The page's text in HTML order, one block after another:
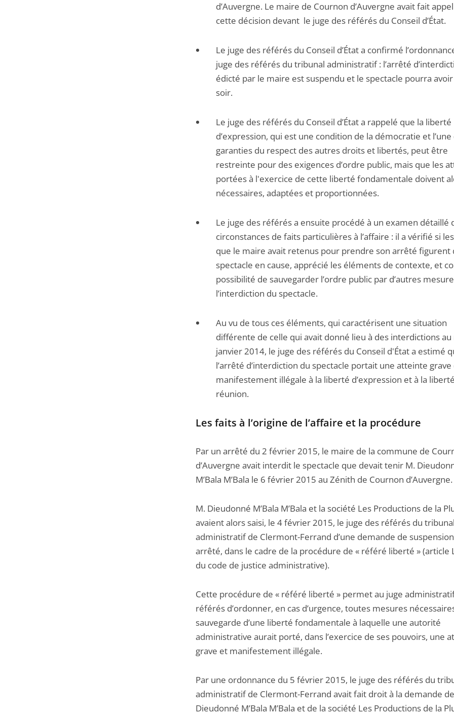
d’Auvergne. Le maire de Cournon d’Auvergne avait fait
cette décision devant le juge des référés du Conseil d’État.
Le juge des référés du Conseil d’État a confirmé
juge des référés du tribunal administratif : l’arrêté
édicté par le maire est suspendu et le spectacle pourra
soir.
Le juge des référés du Conseil d’État a rappelé que la liberté
d’expression, qui est une condition de la démocratie et l’une
garanties du respect des autres droits et libertés, peut être
restreinte pour des exigences d’ordre public, mais que les
portées à l'exercice de cette liberté fondamentale doivent
nécessaires, adaptées et proportionnées.
Le juge des référés a ensuite procédé à un examen détaillé
circonstances de faits particulières à l’affaire : il a vérifié si
que le maire avait retenus pour prendre son arrêté figurent
spectacle en cause, apprécié les éléments de contexte, et
possibilité de sauvegarder l’ordre public par d’autres
l’interdiction du spectacle.
Au vu de tous ces éléments, qui caractérisent une situation
différente de celle qui avait donné lieu à des interdictions au
janvier 2014, le juge des référés du Conseil d'État a estimé
l’arrêté d’interdiction du spectacle portait une atteinte grave
manifestement illégale à la liberté d’expression et à la
réunion.
Les faits à l’origine de l’affaire et la procédure
Par un arrêté du 2 février 2015, le maire de la commune de
d’Auvergne avait interdit le spectacle que devait tenir M.
M’Bala M’Bala le 6 février 2015 au Zénith de Cournon d’Auvergne.
M. Dieudonné M’Bala M’Bala et la société Les Productions de la
avaient alors saisi, le 4 février 2015, le juge des référés du tribunal
administratif de Clermont-Ferrand d’une demande de
arrêté, dans le cadre de la procédure de « référé liberté » (article
du code de justice administrative).
Cette procédure de « référé liberté » permet au juge
référés d’ordonner, en cas d’urgence, toutes mesures
sauvegarde d’une liberté fondamentale à laquelle une autorité
administrative aurait porté, dans l’exercice de ses pouvoirs, une
grave et manifestement illégale.
Par une ordonnance du 5 février 2015, le juge des référés du
administratif de Clermont-Ferrand avait fait droit à la demande
Dieudonné M’Bala M’Bala et de la société Les Productions de la